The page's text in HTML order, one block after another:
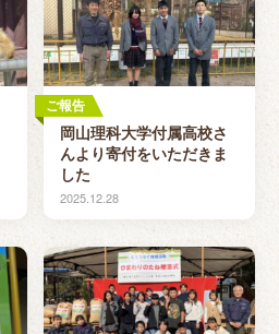
ご報告
岡山理科大学付属高校さ
んより寄付をいただきま
した
2025.12.28